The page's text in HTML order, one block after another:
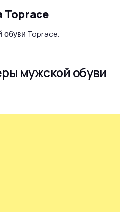
Toprace
обуви Toprace.
мужской обуви